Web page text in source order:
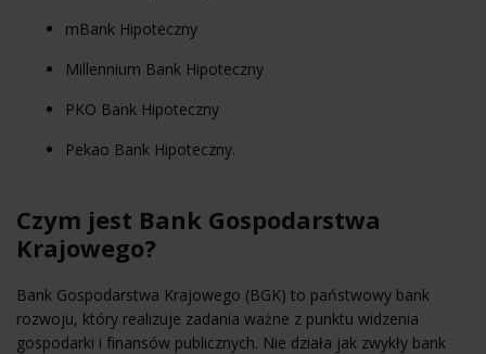
mBank Hipoteczny
Millennium Bank Hipoteczny
PKO Bank Hipoteczny
Pekao Bank Hipoteczny.
Czym jest Bank Gospodarstwa
Krajowego?
Bank Gospodarstwa Krajowego (BGK) to państwowy bank
rozwoju, który realizuje zadania ważne z punktu widzenia
gospodarki i finansów publicznych. Nie działa jak zwykły bank